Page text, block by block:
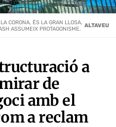
a
de
amb el
a reclam
CORONA, ÉS LA GRAN LLOSA,
ASSUMEIX PROTAGONISME.
ALTAVEU